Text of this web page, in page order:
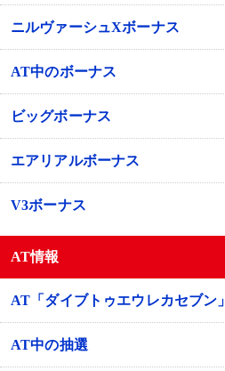
ニルヴァーシュXボーナス
AT中のボーナス
ビッグボーナス
エアリアルボーナス
V3ボーナス
AT情報
AT「ダイブトゥエウレカセブン」
AT中の抽選